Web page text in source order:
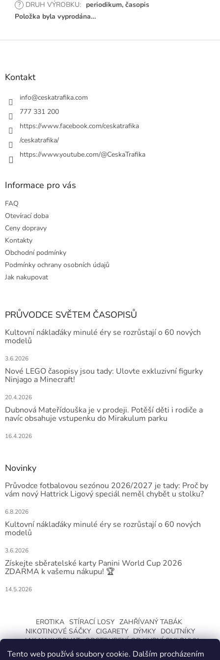
Tento web používá soubory cookie. Dalším procházením
? DRUH VÝROBKU: periodikum, časopis
Položka byla vyprodána…
Z
Kontakt
info@ceskatrafika.com
777 331 200
https://www.facebook.com/ceskatrafika
/ceskatrafika/
https://www.youtube.com/@CeskaTrafika
Informace pro vás
FAQ
Otevírací doba
Ceny dopravy
Kontakty
Obchodní podmínky
Podmínky ochrany osobních údajů
Jak nakupovat
PRŮVODCE SVĚTEM ČASOPISŮ
Kultovní náklaďáky minulé éry se rozrůstají o 60 nových
modelů
3.6.2026
Nové LEGO časopisy jsou tady: Ulovte exkluzivní figurky
Ninjago a Minecraft!
20.4.2026
Dubnová Mateřídouška je v prodeji. Potěší děti i rodiče a
navíc obsahuje vstupenku do Mirakulum parku
16.4.2026
Novinky
Průvodce fotbalovou sezónou 2026/2027 je tady: Proč by
vám nový Hattrick Ligový speciál neměl chybět u stolku?
6.8.2026
Kultovní náklaďáky minulé éry se rozrůstají o 60 nových
modelů
3.6.2026
Získejte sběratelské karty Panini World Cup 2026
ZDARMA k vašemu nákupu! 🏆
14.5.2026
EROTIKA STÍRACÍ LOSY ZAHŘÍVANÝ TABÁK
NIKOTINOVÉ SÁČKY CIGARETY DÝMKY
DOUTNÍKY
JAK NAKUPOVAT ODSTOUPENÍ OD KUPNÍ SMLOUVY